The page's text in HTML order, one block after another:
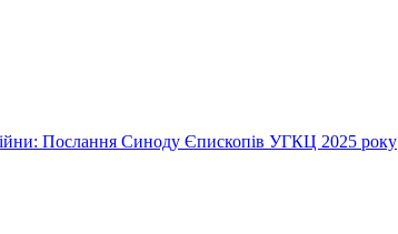
Послання Синоду Єпископів УГКЦ 2025 року